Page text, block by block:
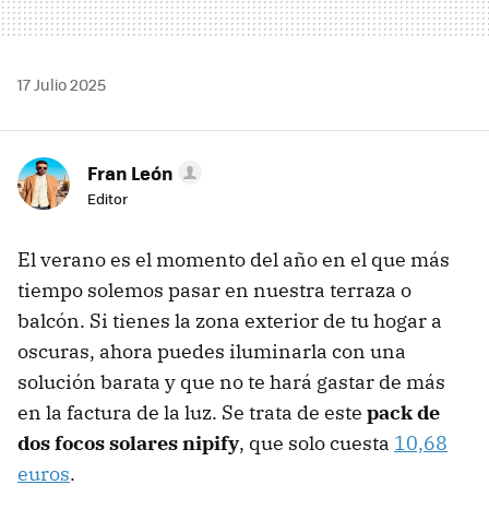
17 Julio 2025
Fran León
Editor
El verano es el momento del año en el que más
tiempo solemos pasar en nuestra terraza o
balcón. Si tienes la zona exterior de tu hogar a
oscuras, ahora puedes iluminarla con una
solución barata y que no te hará gastar de más
en la factura de la luz. Se trata de este pack de
dos focos solares nipify, que solo cuesta 10,68
euros.